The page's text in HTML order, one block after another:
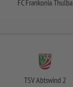
FC Frankonia Thulba
TSV Abtswind 2